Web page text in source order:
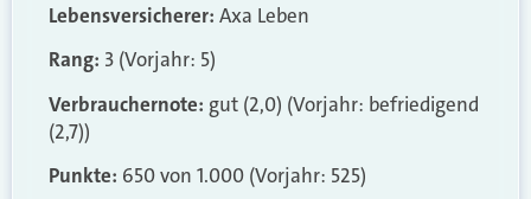
Lebensversicherer: Axa Leben
Rang: 3 (Vorjahr: 5)
Verbrauchernote: gut (2,0) (Vorjahr: befriedigend
(2,7))
Punkte: 650 von 1.000 (Vorjahr: 525)